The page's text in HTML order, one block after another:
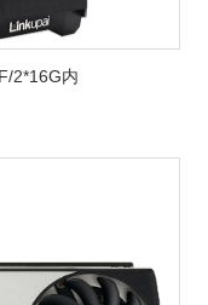
2*16G内